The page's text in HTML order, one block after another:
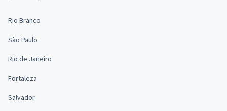
Rio Branco
São Paulo
Rio de Janeiro
Fortaleza
Salvador